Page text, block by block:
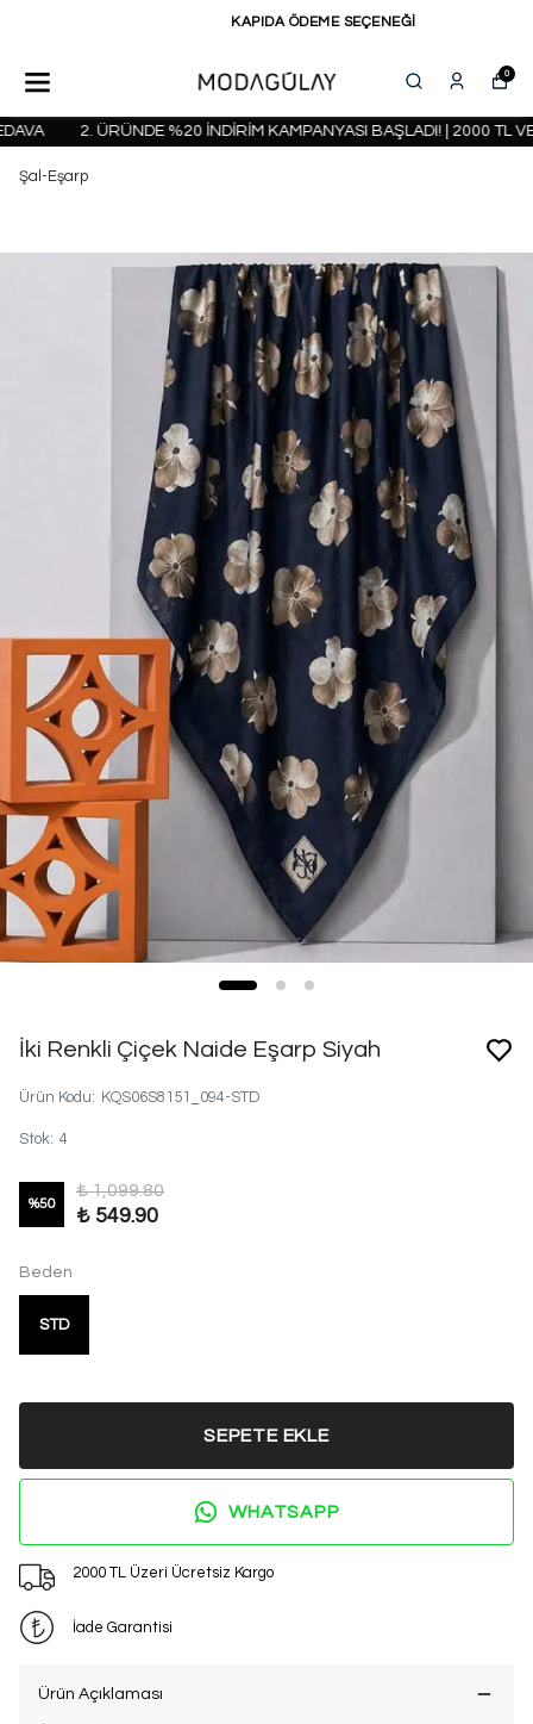
KAPIDA ÖDEME SEÇENEĞİ
0
2. ÜRÜNDE %20 İNDİRİM KAMPANYASI BAŞLADI! | 2000 TL VE
Şal-Eşarp
İki Renkli Çiçek Naide Eşarp Siyah
Ürün Kodu: KQS06S8151_094-STD
Stok: 4
%50
₺ 1,099.80
₺ 549.90
Beden
STD
SEPETE EKLE
WHATSAPP
2000 TL Üzeri Ücretsiz Kargo
İade Garantisi
Ürün Açıklaması